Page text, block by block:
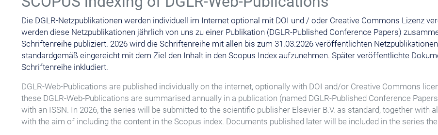
Die DGLR-Netzpublikationen werden individuell im Internet optional mit DOI und / oder Creative Commons Lizenz
werden diese Netzpublikationen jährlich von uns zu einer Publikation (DGLR-Published Conference Papers)
Schriftenreihe publiziert. 2026 wird die Schriftenreihe mit allen bis zum 31.03.2026 veröffentlichten
standardgemäß eingereicht mit dem Ziel den Inhalt in den Scopus Index aufzunehmen. Später veröffentlichte
Schriftenreihe inkludiert.
DGLR-Web-Publications are published individually on the internet, optionally with DOI and/or Creative Commons
these DGLR-Web-Publications are summarised annually in a publication (named DGLR-Published Conference
with an ISSN. In 2026, the series will be submitted to the scientific publisher Elsevier B.V. as standard, together with
with the aim of including the content in the Scopus index. Documents published later will be included in the series